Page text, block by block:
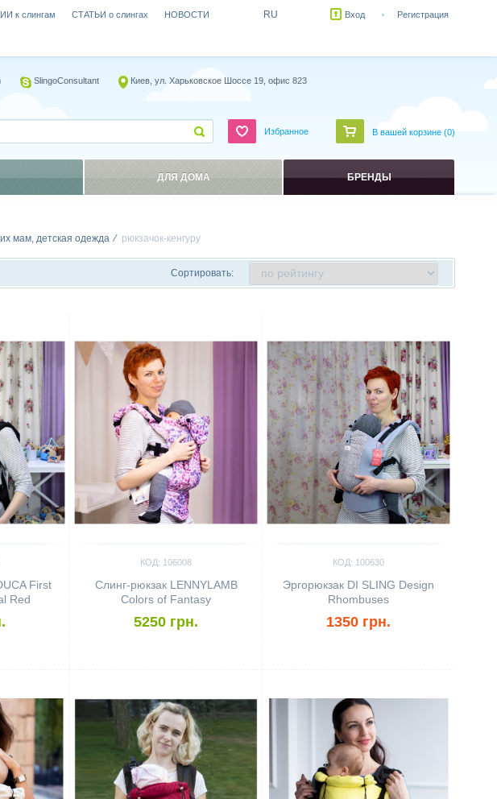
мам, детская одежда рюкзачок-кенгуру
Сортировать:
First
Red
КОД: 106008
Слинг-рюкзак LENNYLAMB
Colors of Fantasy
5250 грн.
КОД: 100630
Эргорюкзак DI SLING Design
Rhombuses
1350 грн.
к слингам СТАТЬИ о слингах НОВОСТИ RU Вход Регистрация
SlingoConsultant Киев, ул. Харьковское Шоссе 19, офис 823
Избранное В вашей корзине (0)
ДЛЯ ДОМА БРЕНДЫ